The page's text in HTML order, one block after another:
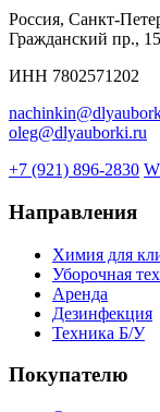
Россия, Санкт-
Гражданский пр.,
ИНН 7802571202
oleg@dlyauborki.ru
+7 (921) 896-2830
Направления
Химия для
Уборочная
Аренда
Дезинфекция
Техника Б/У
Покупателю